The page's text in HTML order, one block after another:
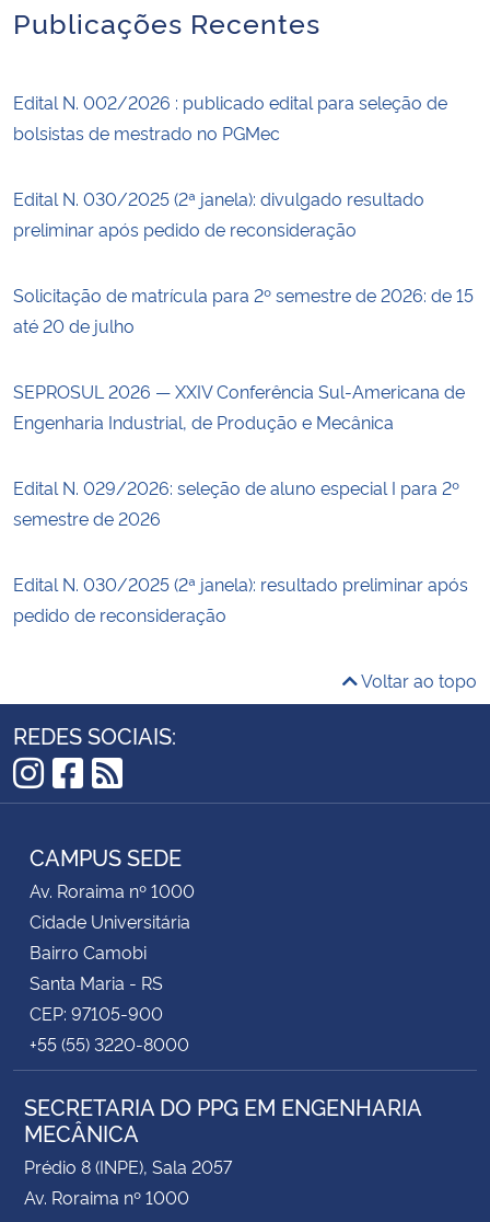
Publicações Recentes
Edital N. 002/2026 : publicado edital para seleção de
bolsistas de mestrado no PGMec
Edital N. 030/2025 (2ª janela): divulgado resultado
preliminar após pedido de reconsideração
Solicitação de matrícula para 2º semestre de 2026: de 15
até 20 de julho
SEPROSUL 2026 — XXIV Conferência Sul-Americana de
Engenharia Industrial, de Produção e Mecânica
Edital N. 029/2026: seleção de aluno especial I para 2º
semestre de 2026
Edital N. 030/2025 (2ª janela): resultado preliminar após
pedido de reconsideração
Voltar ao topo
REDES SOCIAIS:
Instagram
Facebook
RSS
CAMPUS SEDE
Av. Roraima nº 1000
Cidade Universitária
Bairro Camobi
Santa Maria - RS
CEP: 97105-900
+55 (55) 3220-8000
SECRETARIA DO PPG EM ENGENHARIA
MECÂNICA
Prédio 8 (INPE), Sala 2057
Av. Roraima nº 1000